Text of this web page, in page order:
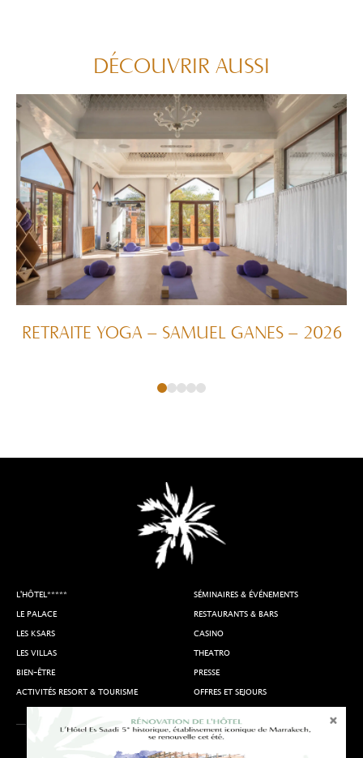
DÉCOUVRIR AUSSI
RETRAITE YOGA – SAMUEL GANES – 2026
L'HÔTEL*****
LE PALACE
LES KSARS
LES VILLAS
BIEN-ÊTRE
ACTIVITÉS RESORT & TOURISME
SÉMINAIRES & ÉVÉNEMENTS
RESTAURANTS & BARS
CASINO
THEATRO
PRESSE
OFFRES ET SEJOURS